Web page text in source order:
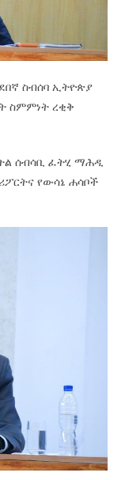
ስብሰባ ኢትዮጵያ
ስምምነት ረቂቅ
ሰብሳቢ ፈትሂ ማሕዲ
የውሳኔ ሐሳቦች